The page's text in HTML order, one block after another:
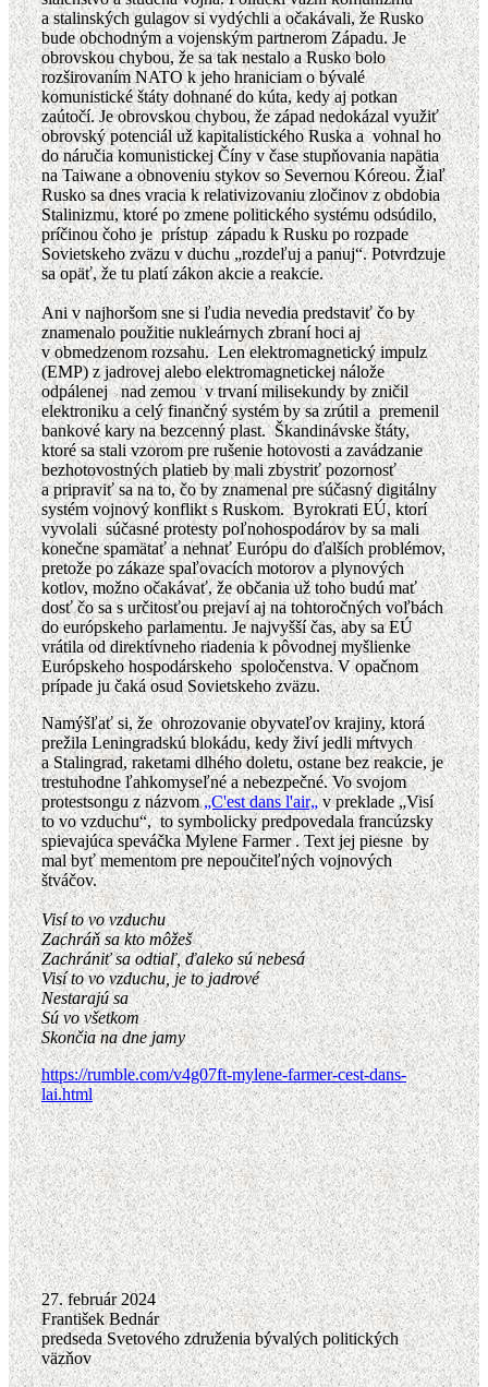
a stalinských gulagov si vydýchli a očakávali, že Rusko
bude obchodným a vojenským partnerom Západu. Je
obrovskou chybou, že sa tak nestalo a Rusko bolo
rozširovaním NATO k jeho hraniciam o bývalé
komunistické štáty dohnané do kúta, kedy aj potkan
zaútočí. Je obrovskou chybou, že západ nedokázal využiť
obrovský potenciál už kapitalistického Ruska a vohnal ho
do náručia komunistickej Číny v čase stupňovania napätia
na Taiwane a obnoveniu stykov so Severnou Kóreou. Žiaľ
Rusko sa dnes vracia k relativizovaniu zločinov z obdobia
Stalinizmu, ktoré po zmene politického systému odsúdilo,
príčinou čoho je prístup západu k Rusku po rozpade
Sovietskeho zväzu v duchu „rozdeľuj a panuj“. Potvrdzuje
sa opäť, že tu platí zákon akcie a reakcie.
Ani v najhoršom sne si ľudia nevedia predstaviť čo by
znamenalo použitie nukleárnych zbraní hoci aj
v obmedzenom rozsahu. Len elektromagnetický impulz
(EMP) z jadrovej alebo elektromagnetickej nálože
odpálenej nad zemou v trvaní milisekundy by zničil
elektroniku a celý finančný systém by sa zrútil a premenil
bankové kary na bezcenný plast. Škandinávske štáty,
ktoré sa stali vzorom pre rušenie hotovosti a zavádzanie
bezhotovostných platieb by mali zbystriť pozornosť
a pripraviť sa na to, čo by znamenal pre súčasný digitálny
systém vojnový konflikt s Ruskom. Byrokrati EÚ, ktorí
vyvolali súčasné protesty poľnohospodárov by sa mali
konečne spamätať a nehnať Európu do ďalších problémov,
pretože po zákaze spaľovacích motorov a plynových
kotlov, možno očakávať, že občania už toho budú mať
dosť čo sa s určitosťou prejaví aj na tohtoročných voľbách
do európskeho parlamentu. Je najvyšší čas, aby sa EÚ
vrátila od direktívneho riadenia k pôvodnej myšlienke
Európskeho hospodárskeho spoločenstva. V opačnom
prípade ju čaká osud Sovietskeho zväzu.
Namýšľať si, že ohrozovanie obyvateľov krajiny, ktorá
prežila Leningradskú blokádu, kedy živí jedli mŕtvych
a Stalingrad, raketami dlhého doletu, ostane bez reakcie, je
trestuhodne ľahkomyseľné a nebezpečné. Vo svojom
protestsongu z názvom„C'est dans l'air„v preklade „Visí
to vo vzduchu“, to symbolicky predpovedala francúzsky
spievajúca speváčka Mylene Farmer . Text jej piesne by
mal byť mementom pre nepoučiteľných vojnových
štváčov.
Visí to vo vzduchu
Zachráň sa kto môžeš
Zachrániť sa odtiaľ, ďaleko sú nebesá
Visí to vo vzduchu, je to jadrové
Nestarajú sa
Sú vo všetkom
Skončia na dne jamy
https://rumble.com/v4g07ft-mylene-farmer-cest-dans-
lai.html
27. február 2024
František Bednár
predseda Svetového združenia bývalých politických
väzňov